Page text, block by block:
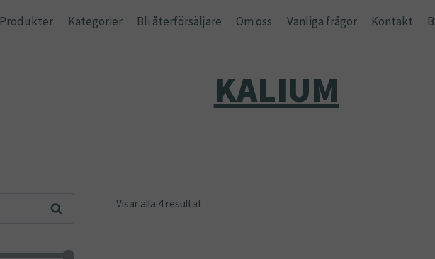
Produkter Kategorier Bli återförsäljare Om oss Vanliga frågor Kontakt
KALIUM
Visar alla 4 resultat
Sök